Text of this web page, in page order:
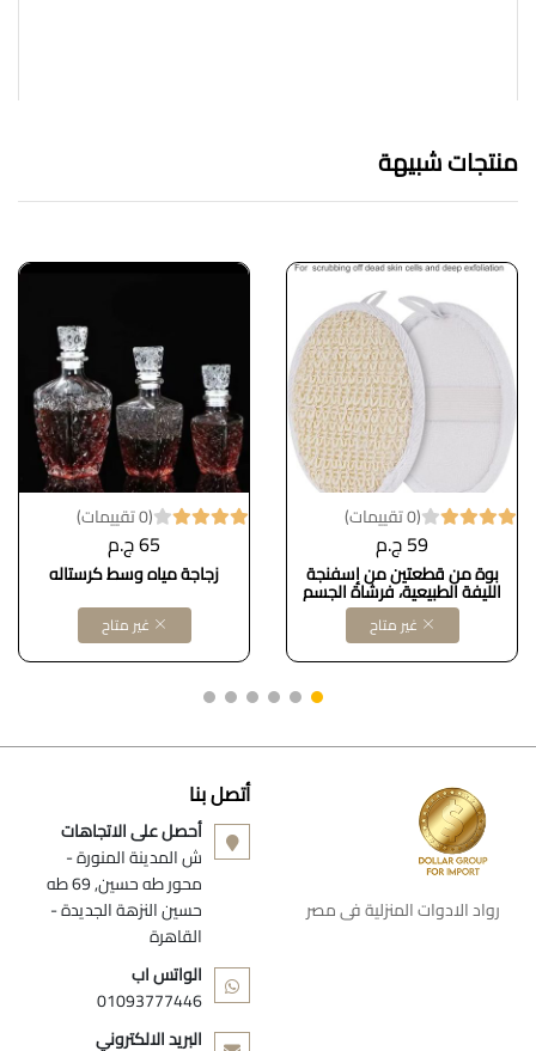
منتجات شبيهة
(0 تقييمات)
59 ج.م
بوة من قطعتين من إسفنجة
الليفة الطبيعية، فرشاة الجسم
بالليفة الطبيعية، إسفنجة تقشير،
تنظيف عميق لبشرة الجسم
للاستحمام والسبا والدش
DOLLAR FOR IMPORT كود
غير متاح
(0 تقييمات)
65 ج.م
زجاجة مياه وسط كرستاله
غير متاح
رواد الادوات المنزلية فى مصر
أتصل بنا
أحصل على الاتجاهات
ش المدينة المنورة -
محور طه حسين, 69 طه
حسين النزهة الجديدة -
القاهرة
الواتس اب
01093777446
البريد الالكتروني